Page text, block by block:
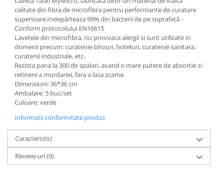
calitate din fibra de microfibra pentru performante de curatare
superioare.Indepărteaza 99% din bacterii de pe suprafață -
Conform protocolului EN16615
Lavetele din microfibra, nu provoaca alergii si sunt utilizate in
domenii precum: curatenie birouri, hoteluri, curatenie sanitara,
curatenii industriale, etc.
Rezista pana la 300 de spalari, avand o mare putere de absortie si
retinere a murdariei, fara a lasa scame.
Dimensiuni: 36*36 cm
Ambalare: 5 buc/set
Culoare: verde
Informatii conformitate produs
Caracteristici
Review-uri(0)